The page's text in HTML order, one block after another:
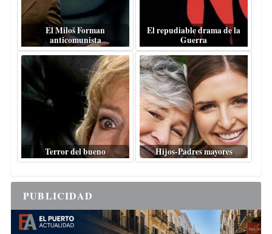
El Miloš Forman
anticomunista
El repudiable drama de la
Guerra
Terror del bueno Hijos-Padres mayores
PUBLICIDAD